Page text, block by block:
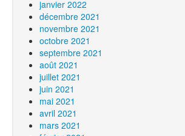
janvier 2022
décembre 2021
novembre 2021
octobre 2021
septembre 2021
août 2021
juillet 2021
juin 2021
mai 2021
avril 2021
mars 2021